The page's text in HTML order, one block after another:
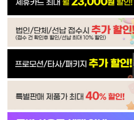
WP-35C90010N | 21,900
IM-50G604S0 | 59,900
WP-45S90510M | 31,900